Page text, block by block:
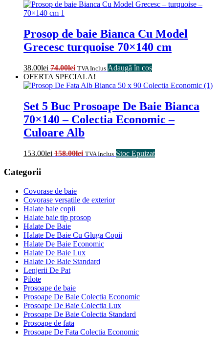
Prosop de baie Bianca Cu Model
Grecesc turquoise 70×140 cm
38.00lei 74.00lei TVA Inclus Adaugă în coș
OFERTA SPECIALA!
Set 5 Buc Prosoape De Baie Bianca
70×140 – Colectia Economic –
Culoare Alb
153.00lei 158.00lei TVA Inclus Stoc Epuizat
Categorii
Covorase de baie
Covorase versatile de exterior
Halate baie copii
Halate baie tip prosop
Halate De Baie
Halate De Baie Cu Gluga Copii
Halate De Baie Economic
Halate De Baie Lux
Halate De Baie Standard
Lenjerii De Pat
Pilote
Prosoape de baie
Prosoape De Baie Colectia Economic
Prosoape De Baie Colectia Lux
Prosoape De Baie Colectia Standard
Prosoape de fata
Prosoape De Fata Colectia Economic